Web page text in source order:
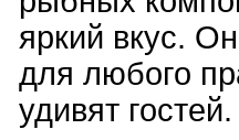
яркий вкус.
для любого
удивят гостей.